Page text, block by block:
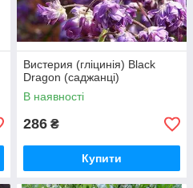
Вистерия (гліцинія) Black
Dragon (саджанці)
В наявності
286 ₴
Купити